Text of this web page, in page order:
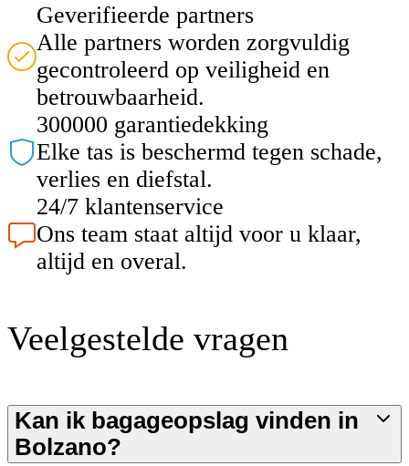
Geverifieerde partners
Alle partners worden zorgvuldig
gecontroleerd op veiligheid en
betrouwbaarheid.
300000 garantiedekking
Elke tas is beschermd tegen schade,
verlies en diefstal.
24/7 klantenservice
Ons team staat altijd voor u klaar,
altijd en overal.
Veelgestelde vragen
Kan ik bagageopslag vinden in
Bolzano?